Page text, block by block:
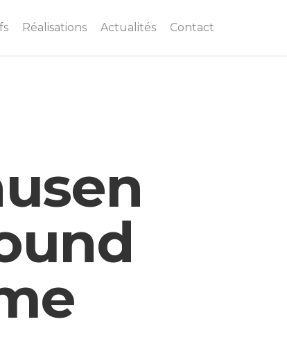
Réalisations Actualités Contact